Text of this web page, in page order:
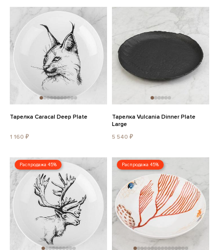
Тарелка Caracal Deep Plate
1 160 ₽
Тарелка Vulcania Dinner Plate
Large
5 540 ₽
Распродажа 45% Распродажа 45%